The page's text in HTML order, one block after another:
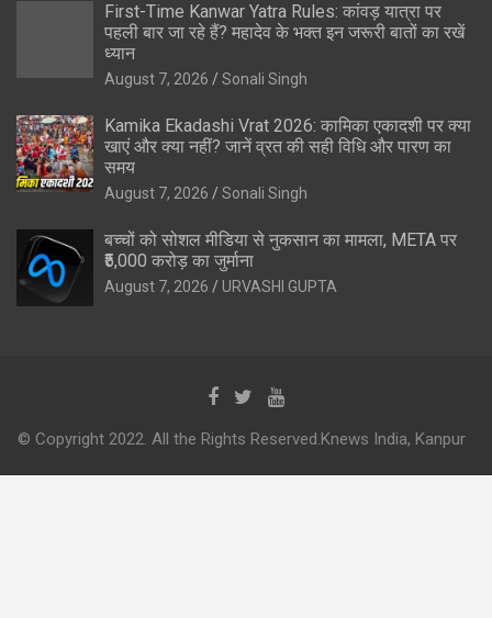
First-Time Kanwar Yatra Rules: कांवड़ यात्रा पर
पहली बार जा रहे हैं? महादेव के भक्त इन जरूरी बातों का रखें
ध्यान
August 7, 2026 Sonali Singh
Kamika Ekadashi Vrat 2026: कामिका एकादशी पर क्या
खाएं और क्या नहीं? जानें व्रत की सही विधि और पारण का
समय
August 7, 2026 Sonali Singh
बच्चों को सोशल मीडिया से नुकसान का मामला, META पर
₹5,000 करोड़ का जुर्माना
August 7, 2026 URVASHI GUPTA
© Copyright 2022. All the Rights Reserved.Knews India, Kanpur